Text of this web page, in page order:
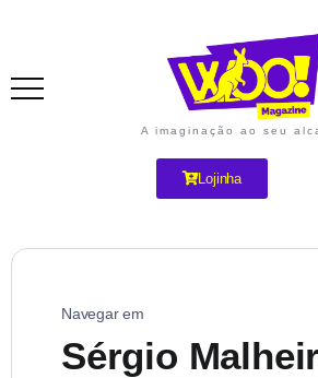
A imaginação ao seu
Lojinha
Navegar em
Sérgio